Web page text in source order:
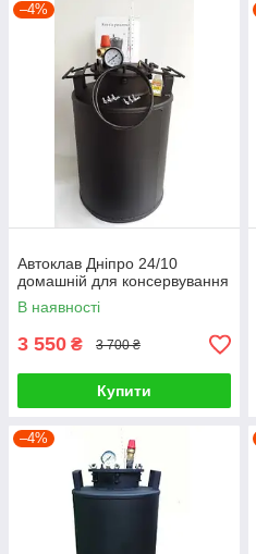
–4%
Автоклав Дніпро 24/10
домашній для консервування
В наявності
3 550 ₴ 3 700 ₴
Купити
–4%